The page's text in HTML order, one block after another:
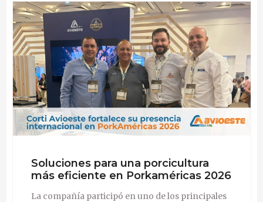
de alto rendimiento, equipo láser robótico, software de
alta tecnología, materia prima y componentes de alta
calidad. Nuestra riqueza está en aquellos que trabajan
duro para que Corti Avioeste sea la referencia en
tecnología para la agroindustria. Juntos somos más de
400 colaboradores directos. Elevamos la eficiencia y
optimizamos los resultados, porque más que creer,
invertimos y defendemos la agroindustria. La fuerza
que alimenta al mundo y mueve al país. Este es
nuestro propósito. Somos Corti Avioeste -
fortaleciendo el agronegocio.
Soluciones para una porcicultura
más eficiente en Porkaméricas 2026
La compañía participó en uno de los principales